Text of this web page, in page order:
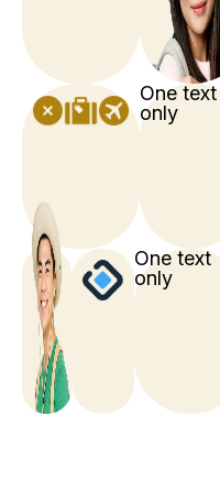
One text
only
One text
only